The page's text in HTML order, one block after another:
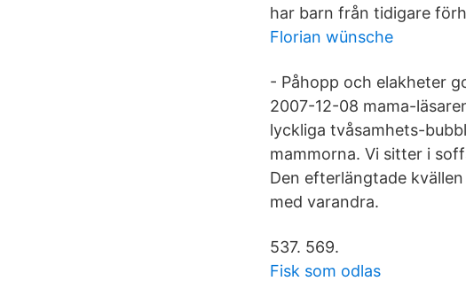
har barn från tidigare
Florian wünsche
- Påhopp och elakheter
2007-12-08 mama-
lyckliga tvåsamhets-
mammorna. Vi sitter i
Den efterlängtade
med varandra.
537. 569.
Fisk som odlas